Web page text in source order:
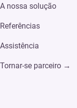
A nossa solução
Referências
Assistência
Tornar-se parceiro →